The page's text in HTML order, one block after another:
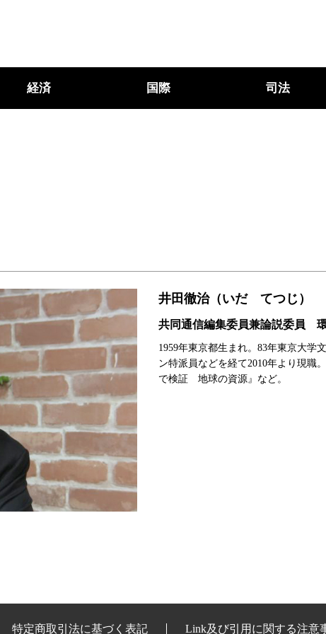
経済 国際 司法
井田徹治（いだ てつじ）
共同通信編集委員兼論説委員
1959年東京都生まれ。83年東京大学
ン特派員などを経て2010年より現職
で検証 地球の資源』など。
特定商取引法に基づく表記 Link及び引用に関する注意